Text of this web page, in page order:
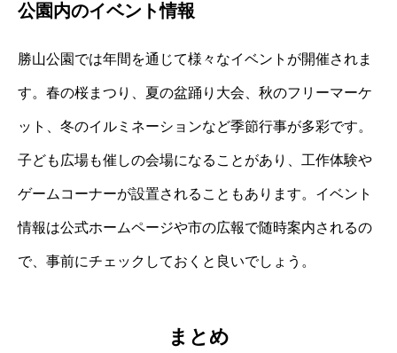
公園内のイベント情報
勝山公園では年間を通じて様々なイベントが開催されま
す。春の桜まつり、夏の盆踊り大会、秋のフリーマーケ
ット、冬のイルミネーションなど季節行事が多彩です。
子ども広場も催しの会場になることがあり、工作体験や
ゲームコーナーが設置されることもあります。イベント
情報は公式ホームページや市の広報で随時案内されるの
で、事前にチェックしておくと良いでしょう。
まとめ